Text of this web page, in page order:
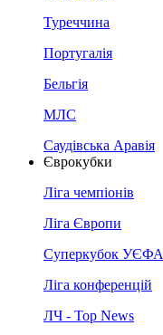
Туреччина
Португалія
Бельгія
МЛС
Саудівська Аравія
Єврокубки
Ліга чемпіонів
Ліга Європи
Суперкубок УЄФА
Ліга конференцій
ЛЧ - Top News